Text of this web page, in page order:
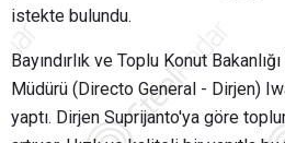
istekte bulundu.
Bayındırlık ve Toplu Konut
Müdürü (Directo General - Dirjen)
yaptı. Dirjen Suprijanto'ya göre